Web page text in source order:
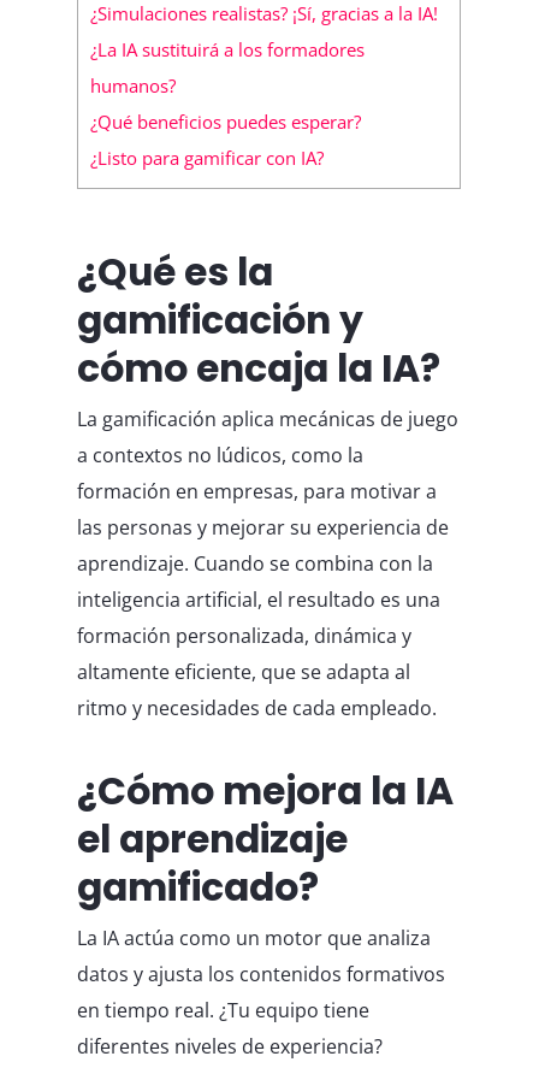
¿Simulaciones realistas? ¡Sí, gracias a la IA!
¿La IA sustituirá a los formadores
humanos?
¿Qué beneficios puedes esperar?
¿Listo para gamificar con IA?
¿Qué es la
gamificación y
cómo encaja la IA?
La gamificación aplica mecánicas de juego
a contextos no lúdicos, como la
formación en empresas, para motivar a
las personas y mejorar su experiencia de
aprendizaje. Cuando se combina con la
inteligencia artificial, el resultado es una
formación personalizada, dinámica y
altamente eficiente, que se adapta al
ritmo y necesidades de cada empleado.
¿Cómo mejora la IA
el aprendizaje
gamificado?
La IA actúa como un motor que analiza
datos y ajusta los contenidos formativos
en tiempo real. ¿Tu equipo tiene
diferentes niveles de experiencia?